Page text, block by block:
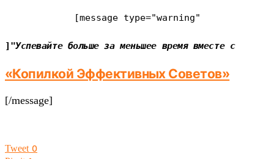
[message type="warning"
]"Успевайте больше за меньшее время вместе с
«Копилкой Эффективных Советов»
[/message]
Tweet 0